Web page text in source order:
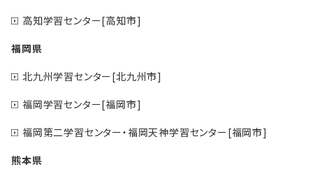
高知学習センター[高知市]
福岡県
北九州学習センター[北九州市]
福岡学習センター[福岡市]
福岡第二学習センター・福岡天神学習センター[福岡市]
熊本県